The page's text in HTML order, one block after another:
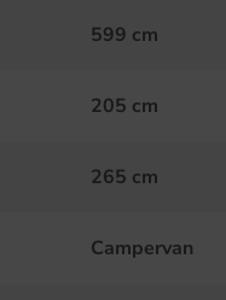
599 cm
205 cm
265 cm
Campervan